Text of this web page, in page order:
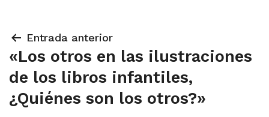
Navegación
de
entradas
Entrada anterior
«Los otros en las ilustraciones
de los libros infantiles,
¿Quiénes son los otros?»